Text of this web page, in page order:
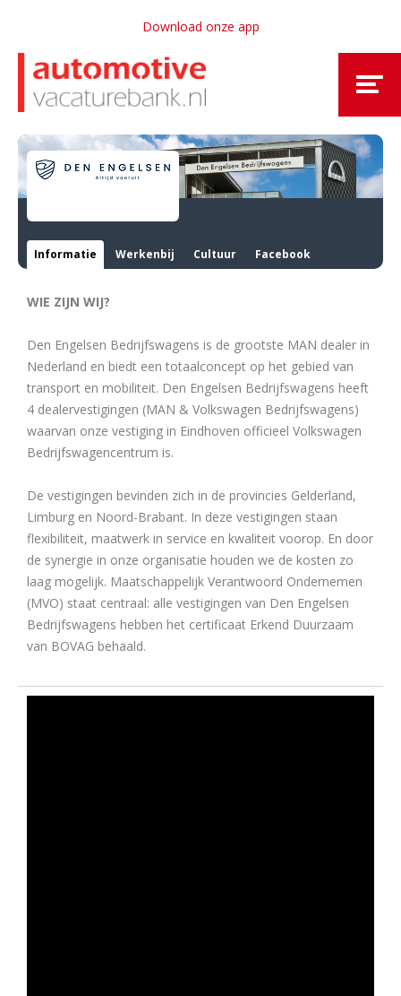
Download onze app
Informatie Werkenbij Cultuur Facebook
WIE ZIJN WIJ?
Den Engelsen Bedrijfswagens is de grootste MAN dealer in
Nederland en biedt een totaalconcept op het gebied van
transport en mobiliteit. Den Engelsen Bedrijfswagens heeft
4 dealervestigingen (MAN & Volkswagen Bedrijfswagens)
waarvan onze vestiging in Eindhoven officieel Volkswagen
Bedrijfswagencentrum is.
De vestigingen bevinden zich in de provincies Gelderland,
Limburg en Noord-Brabant. In deze vestigingen staan
flexibiliteit, maatwerk in service en kwaliteit voorop. En door
de synergie in onze organisatie houden we de kosten zo
laag mogelijk. Maatschappelijk Verantwoord Ondernemen
(MVO) staat centraal: alle vestigingen van Den Engelsen
Bedrijfswagens hebben het certificaat Erkend Duurzaam
van BOVAG behaald.